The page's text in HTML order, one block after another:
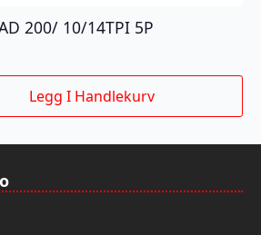
200/ 10/14TPI 5P
Legg I Handlekurv